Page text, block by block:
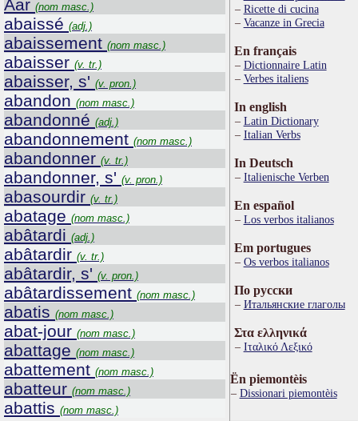
Aar (nom masc.)
abaissé (adj.)
abaissement (nom masc.)
abaisser (v. tr.)
abaisser, s' (v. pron.)
abandon (nom masc.)
abandonné (adj.)
abandonnement (nom masc.)
abandonner (v. tr.)
abandonner, s' (v. pron.)
abasourdir (v. tr.)
abatage (nom masc.)
abâtardi (adj.)
abâtardir (v. tr.)
abâtardir, s' (v. pron.)
abâtardissement (nom masc.)
abatis (nom masc.)
abat-jour (nom masc.)
abattage (nom masc.)
abattement (nom masc.)
abatteur (nom masc.)
abattis (nom masc.)
Ricette di cucina
Vacanze in Grecia
En français
Dictionnaire Latin
Verbes italiens
In english
Latin Dictionary
Italian Verbs
In Deutsch
Italienische Verben
En español
Los verbos italianos
Em portugues
Os verbos italianos
По русски
Итальянские глаголы
Στα ελληνικά
Ιταλικό Λεξικό
Ën piemontèis
Dissionari piemontèis